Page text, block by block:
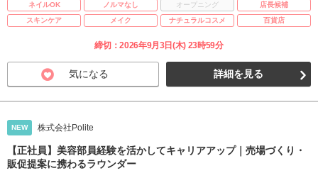
ネイルOK
ノルマなし オープニング
店長候補
スキンケア
メイク ナチュラルコスメ 百貨店
締切：2026年9月3日(木) 23時59分
気になる 詳細を見る
NEW 株式会社Polite
【正社員】美容部員経験を活かしてキャリアアップ｜売場づくり・
販促提案に携わるラウンダー